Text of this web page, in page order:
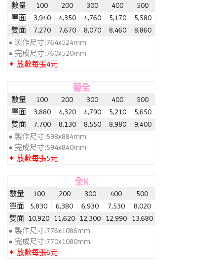
數量 100 200 300 400
500
單面
3,940 4,350 4,760 5,170
5,580
雙面
7,270 7,670 8,070 8,460
8,860
● 製作尺寸:764x524mm
● 完成尺寸:760x520mm
✦ 放數每張4元
菊全
數量 100 200 300 400
500
單面
3,880 4,320 4,790 5,210
5,650
雙面
7,700 8,130 8,550 8,980
9,400
● 製作尺寸:598x884mm
● 完成尺寸:594x840mm
✦ 放數每張5元
全K
數量 100 200 300 400
500
單面
5,830 6,380 6,930 7,530
8,020
雙面 10,920 11,620 12,300 12,990
13,680
● 製作尺寸:776x1086mm
● 完成尺寸:770x1080mm
✦ 放數每張6元